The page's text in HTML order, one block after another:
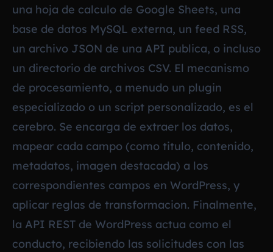
una hoja de calculo de Google Sheets, una
base de datos MySQL externa, un feed RSS,
un archivo JSON de una API publica, o incluso
un directorio de archivos CSV. El mecanismo
de procesamiento, a menudo un plugin
especializado o un script personalizado, es el
cerebro. Se encarga de extraer los datos,
mapear cada campo (como titulo, contenido,
metadatos, imagen destacada) a los
correspondientes campos en WordPress, y
aplicar reglas de transformacion. Finalmente,
la API REST de WordPress actua como el
conducto, recibiendo las solicitudes con las